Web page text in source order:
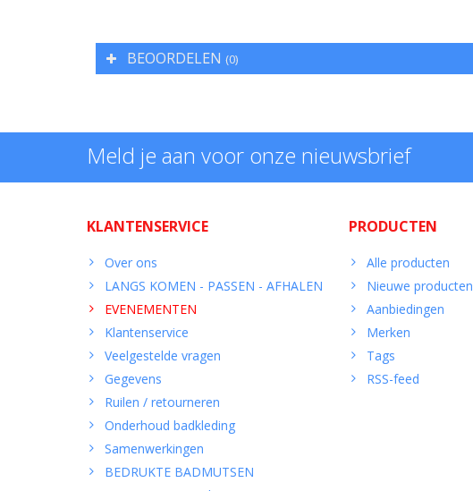
BEOORDELEN (0)
Meld je aan voor onze nieuwsbrief
KLANTENSERVICE
Over ons
LANGS KOMEN - PASSEN - AFHALEN
EVENEMENTEN
Klantenservice
Veelgestelde vragen
Gegevens
Ruilen / retourneren
Onderhoud badkleding
Samenwerkingen
BEDRUKTE BADMUTSEN
PRODUCTEN
Alle producten
Nieuwe producten
Aanbiedingen
Merken
Tags
RSS-feed